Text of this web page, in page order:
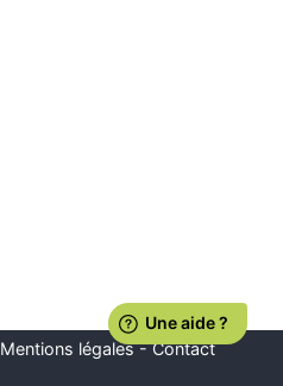
Mentions légales-Contact